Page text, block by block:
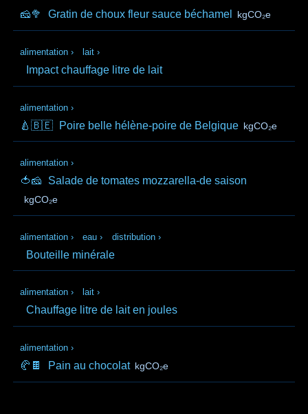
🧀🥦 Gratin de choux fleur sauce béchamel kgCO₂e
alimentation › lait ›
Impact chauffage litre de lait
alimentation ›
🍐🇧🇪 Poire belle hélène-poire de Belgique kgCO₂e
alimentation ›
🍅🧀 Salade de tomates mozzarella-de saison
kgCO₂e
alimentation › eau › distribution ›
Bouteille minérale
alimentation › lait ›
Chauffage litre de lait en joules
alimentation ›
🥐🍫 Pain au chocolat kgCO₂e